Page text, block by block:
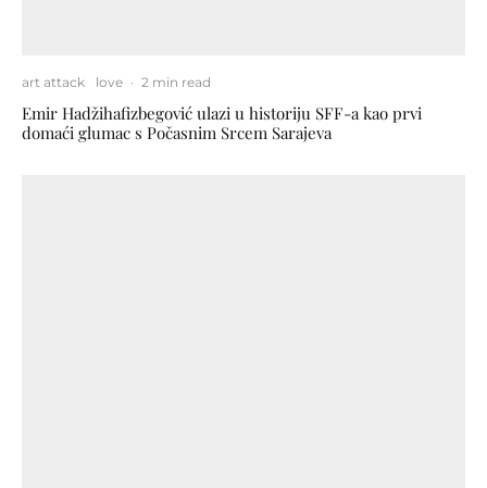
art attack love · 2 min read
Emir Hadžihafizbegović ulazi u historiju SFF-a kao prvi
domaći glumac s Počasnim Srcem Sarajeva